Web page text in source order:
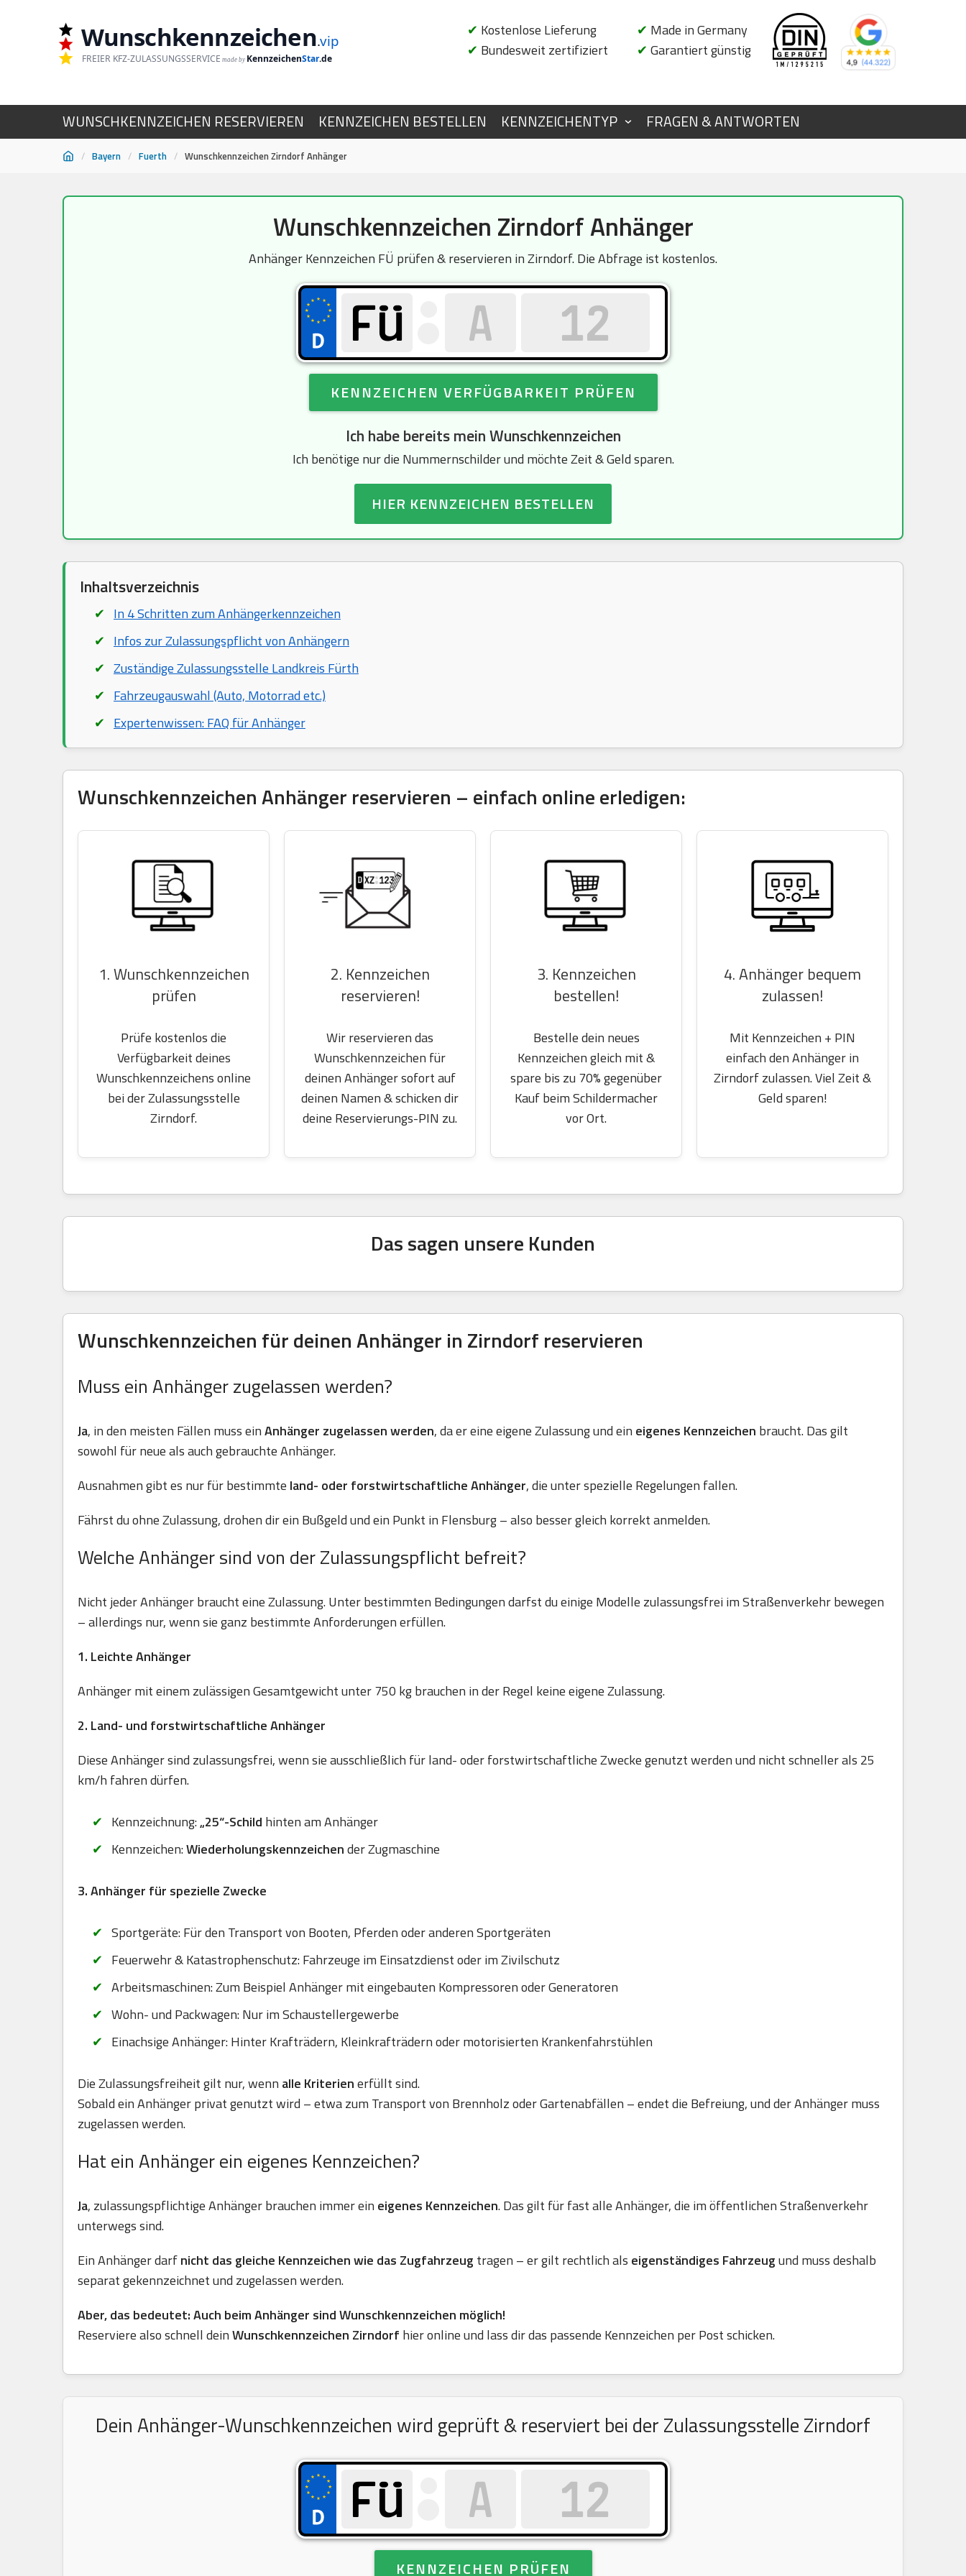
Wunschkennzeichen.vip
FREIER KFZ-ZULASSUNGSSERVICE made by KennzeichenStar.de
✔ Kostenlose Lieferung
✔ Bundesweit zertifiziert
✔ Made in Germany
✔ Garantiert günstig
WUNSCHKENNZEICHEN RESERVIEREN KENNZEICHEN BESTELLEN KENNZEICHENTYP FRAGEN & ANTWORTEN
/ Bayern / Fuerth / Wunschkennzeichen Zirndorf Anhänger
Wunschkennzeichen Zirndorf Anhänger
Anhänger Kennzeichen FÜ prüfen & reservieren in Zirndorf. Die Abfrage ist kostenlos.
KENNZEICHEN VERFÜGBARKEIT PRÜFEN
Ich habe bereits mein Wunschkennzeichen
Ich benötige nur die Nummernschilder und möchte Zeit & Geld sparen.
HIER KENNZEICHEN BESTELLEN
Inhaltsverzeichnis
In 4 Schritten zum Anhängerkennzeichen
Infos zur Zulassungspflicht von Anhängern
Zuständige Zulassungsstelle Landkreis Fürth
Fahrzeugauswahl (Auto, Motorrad etc.)
Expertenwissen: FAQ für Anhänger
Wunschkennzeichen Anhänger reservieren – einfach online erledigen:
1. Wunschkennzeichen
prüfen
Prüfe kostenlos die
Verfügbarkeit deines
Wunschkennzeichens online
bei der Zulassungsstelle
Zirndorf.
2. Kennzeichen
reservieren!
Wir reservieren das
Wunschkennzeichen für
deinen Anhänger sofort auf
deinen Namen & schicken dir
deine Reservierungs-PIN zu.
3. Kennzeichen
bestellen!
Bestelle dein neues
Kennzeichen gleich mit &
spare bis zu 70% gegenüber
Kauf beim Schildermacher
vor Ort.
4. Anhänger bequem
zulassen!
Mit Kennzeichen + PIN
einfach den Anhänger in
Zirndorf zulassen. Viel Zeit &
Geld sparen!
Das sagen unsere Kunden
Wunschkennzeichen für deinen Anhänger in Zirndorf reservieren
Muss ein Anhänger zugelassen werden?
Ja, in den meisten Fällen muss einAnhänger zugelassen werden, da er eine eigene Zulassung und ein eigenes Kennzeichen braucht. Das gilt
sowohl für neue als auch gebrauchte Anhänger.
Ausnahmen gibt es nur für bestimmte land- oder forstwirtschaftliche Anhänger, die unter spezielle Regelungen fallen.
Fährst du ohne Zulassung, drohen dir ein Bußgeld und ein Punkt in Flensburg – also besser gleich korrekt anmelden.
Welche Anhänger sind von der Zulassungspflicht befreit?
Nicht jeder Anhänger braucht eine Zulassung. Unter bestimmten Bedingungen darfst du einige Modelle zulassungsfrei im Straßenverkehr bewegen
– allerdings nur, wenn sie ganz bestimmte Anforderungen erfüllen.
1. Leichte Anhänger
Anhänger mit einem zulässigen Gesamtgewicht unter 750 kg brauchen in der Regel keine eigene Zulassung.
2. Land- und forstwirtschaftliche Anhänger
Diese Anhänger sind zulassungsfrei, wenn sie ausschließlich für land- oder forstwirtschaftliche Zwecke genutzt werden und nicht schneller als 25
km/h fahren dürfen.
Kennzeichnung:„25“-Schild hinten am Anhänger
Kennzeichen:Wiederholungskennzeichender Zugmaschine
3. Anhänger für spezielle Zwecke
Sportgeräte: Für den Transport von Booten, Pferden oder anderen Sportgeräten
Feuerwehr & Katastrophenschutz: Fahrzeuge im Einsatzdienst oder im Zivilschutz
Arbeitsmaschinen: Zum Beispiel Anhänger mit eingebauten Kompressoren oder Generatoren
Wohn- und Packwagen: Nur im Schaustellergewerbe
Einachsige Anhänger: Hinter Krafträdern, Kleinkrafträdern oder motorisierten Krankenfahrstühlen
Die Zulassungsfreiheit gilt nur, wenn alle Kriterienerfüllt sind.
Sobald ein Anhänger privat genutzt wird – etwa zum Transport von Brennholz oder Gartenabfällen – endet die Befreiung, und der Anhänger muss
zugelassen werden.
Hat ein Anhänger ein eigenes Kennzeichen?
Ja, zulassungspflichtige Anhänger brauchen immer ein eigenes Kennzeichen. Das gilt für fast alle Anhänger, die im öffentlichen Straßenverkehr
unterwegs sind.
Ein Anhänger darfnicht das gleiche Kennzeichen wie das Zugfahrzeug tragen – er gilt rechtlich als eigenständiges Fahrzeugund muss deshalb
separat gekennzeichnet und zugelassen werden.
Aber, das bedeutet: Auch beim Anhänger sind Wunschkennzeichen möglich!
Reserviere also schnell deinWunschkennzeichen Zirndorf hier online und lass dir das passende Kennzeichen per Post schicken.
Dein Anhänger-Wunschkennzeichen wird geprüft & reserviert bei der Zulassungsstelle Zirndorf
KENNZEICHEN PRÜFEN